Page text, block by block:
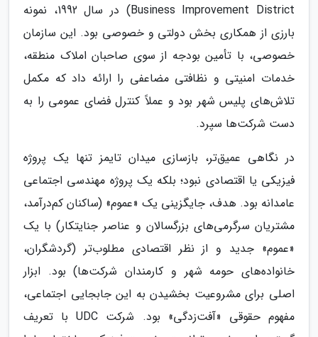
Business Improvement District) در سال 1992، نمونه
بارزی از همکاری بخش دولتی و خصوصی بود. این سازمان
خصوصی، با تأمین بودجه از سوی صاحبان املاک منطقه،
خدمات امنیتی و نظافتی مضاعفی را ارائه داد که مکمل
تلاش‌های پلیس شهر بود و عملاً کنترل فضای عمومی را به
دست شرکت‌ها سپرد.
در نگاهی عمیق‌تر، بازسازی میدان تایمز تنها یک پروژه
فیزیکی یا اقتصادی نبود؛ بلکه یک پروژه مهندسی اجتماعی
عامدانه بود. هدف، جایگزینی یک «عموم» (ساکنان کم‌درآمد،
مشتریان سرگرمی‌های بزرگسالان و عناصر جنایتکار) با یک
«عموم» جدید و از نظر اقتصادی مطلوب‌تر (گردشگران،
خانواده‌های حومه شهر و کارمندان شرکت‌ها) بود. ابزار
اصلی برای مشروعیت بخشیدن به این جابجایی اجتماعی،
مفهوم حقوقی «آفت‌زدگی» بود. شرکت UDC با تعریف